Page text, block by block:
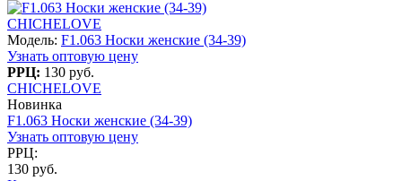
CHICHELOVE
Модель: F1.063 Носки женские (34-39)
Узнать оптовую цену
РРЦ: 130 руб.
CHICHELOVE
Новинка
F1.063 Носки женские (34-39)
Узнать оптовую цену
РРЦ:
130 руб.